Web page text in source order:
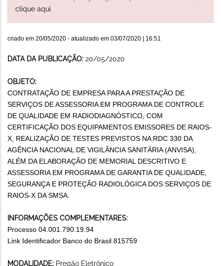
clique aqui.
criado em 20/05/2020 - atualizado em 03/07/2020 | 16:51
DATA DA PUBLICAÇÃO: 20/05/2020
OBJETO:
CONTRATAÇÃO DE EMPRESA PARA A PRESTAÇÃO DE
SERVIÇOS DE ASSESSORIA EM PROGRAMA DE CONTROLE
DE QUALIDADE EM RADIODIAGNÓSTICO, COM
CERTIFICAÇÃO DOS EQUIPAMENTOS EMISSORES DE RAIOS-
X, REALIZAÇÃO DE TESTES PREVISTOS NA RDC 330 DA
AGÊNCIA NACIONAL DE VIGILÂNCIA SANITÁRIA (ANVISA),
ALÉM DA ELABORAÇÃO DE MEMORIAL DESCRITIVO E
ASSESSORIA EM PROGRAMA DE GARANTIA DE QUALIDADE,
SEGURANÇA E PROTEÇÃO RADIOLÓGICA DOS SERVIÇOS DE
RAIOS-X DA SMSA.
INFORMAÇÕES COMPLEMENTARES:
Processo 04.001.790.19.94
Link Identificador Banco do Brasil 815759
MODALIDADE: Pregão Eletrônico